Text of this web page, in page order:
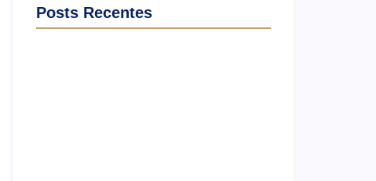
Posts Recentes